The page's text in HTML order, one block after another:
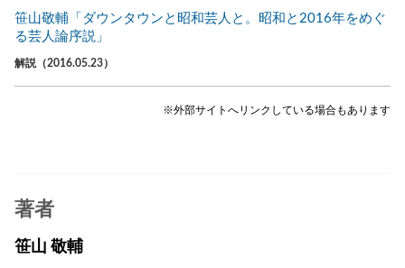
笹山敬輔「ダウンタウンと昭和芸人と。昭和と2016年をめぐ
る芸人論序説」
解説（2016.05.23）
※外部サイトへリンクしている場合もあります
著者
笹山 敬輔